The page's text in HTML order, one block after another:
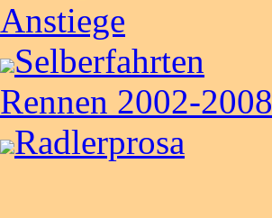
Anstiege
Selberfahrten
Rennen 2002-2008
Radlerprosa